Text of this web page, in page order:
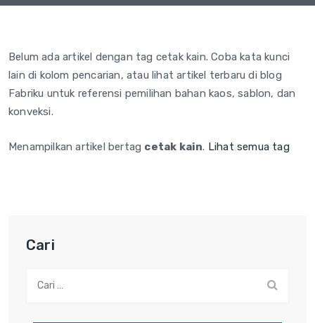
Belum ada artikel dengan tag cetak kain. Coba kata kunci
lain di kolom pencarian, atau lihat artikel terbaru di blog
Fabriku untuk referensi pemilihan bahan kaos, sablon, dan
konveksi.
Menampilkan artikel bertag cetak kain. Lihat semua tag
Cari